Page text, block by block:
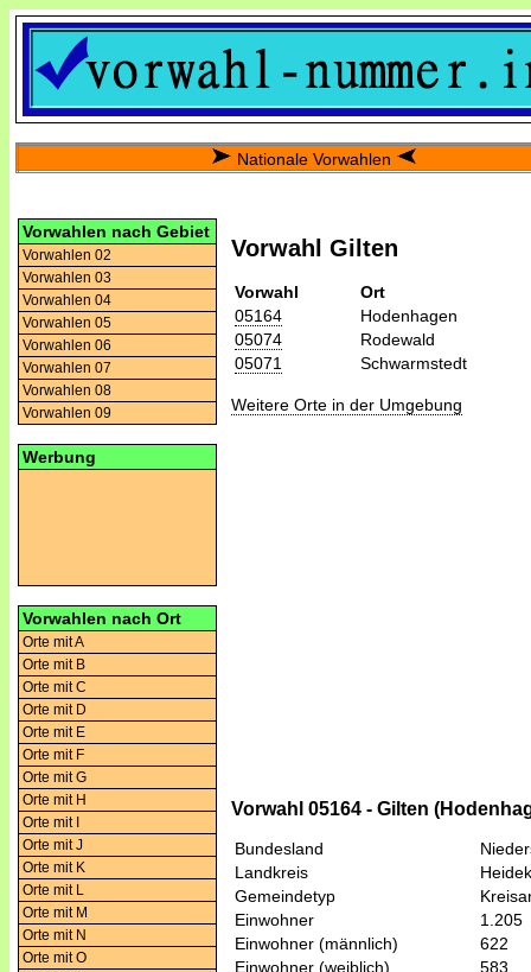
Nationale Vorwahlen
Vorwahlen nach Gebiet
Vorwahlen 02
Vorwahlen 03
Vorwahlen 04
Vorwahlen 05
Vorwahlen 06
Vorwahlen 07
Vorwahlen 08
Vorwahlen 09
Werbung
Vorwahlen nach Ort
Orte mit A
Orte mit B
Orte mit C
Orte mit D
Orte mit E
Orte mit F
Orte mit G
Orte mit H
Orte mit I
Orte mit J
Orte mit K
Orte mit L
Orte mit M
Orte mit N
Orte mit O
Vorwahl Gilten
Vorwahl
Ort
05164
Hodenhagen
05074
Rodewald
05071
Schwarmstedt
Weitere Orte in der Umgebung
Vorwahl 05164 - Gilten
Bundesland
Landkreis
Gemeindetyp
Einwohner
1.205
Einwohner (männlich)
622
Einwohner (weiblich)
583